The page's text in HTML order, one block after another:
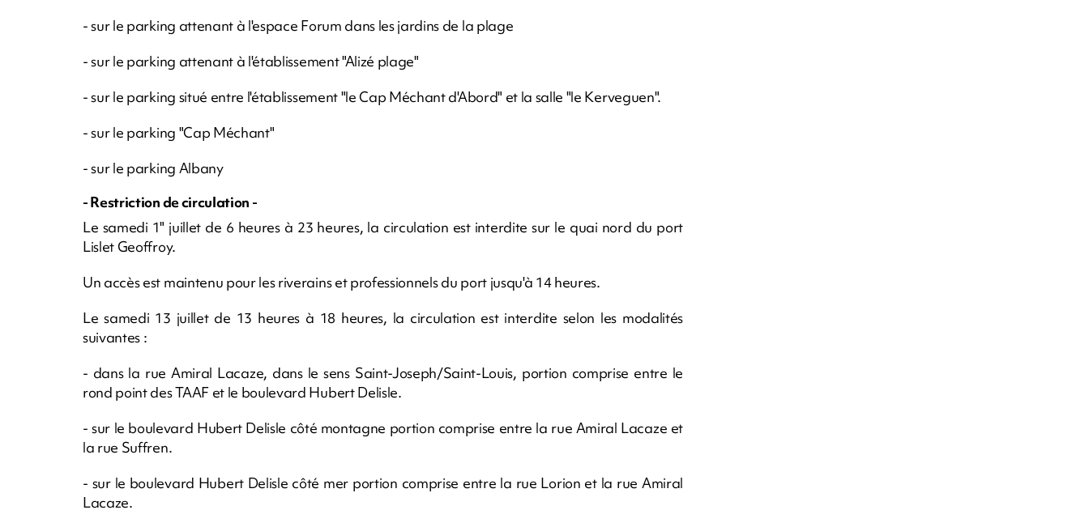
- sur le parking attenant à l'espace Forum dans les jardins de la plage
- sur le parking attenant à l'établissement "Alizé plage"
- sur le parking situé entre l'établissement "le Cap Méchant d'Abord" et la salle "le Kerveguen".
- sur le parking "Cap Méchant"
- sur le parking Albany
- Restriction de circulation -
Le samedi 1" juillet de 6 heures à 23 heures, la circulation est interdite sur le quai nord du port
Lislet Geoffroy.
Un accès est maintenu pour les riverains et professionnels du port jusqu'à 14 heures.
Le samedi 13 juillet de 13 heures à 18 heures, la circulation est interdite selon les modalités
suivantes :
- dans la rue Amiral Lacaze, dans le sens Saint-Joseph/Saint-Louis, portion comprise entre le
rond point des TAAF et le boulevard Hubert Delisle.
- sur le boulevard Hubert Delisle côté montagne portion comprise entre la rue Amiral Lacaze et
la rue Suffren.
- sur le boulevard Hubert Delisle côté mer portion comprise entre la rue Lorion et la rue Amiral
Lacaze.